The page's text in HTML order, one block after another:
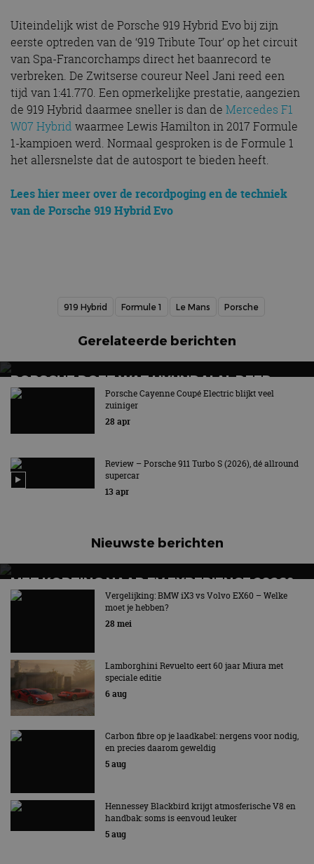
Uiteindelijk wist de Porsche 919 Hybrid Evo bij zijn
eerste optreden van de ‘919 Tribute Tour’ op het circuit
van Spa-Francorchamps direct het baanrecord te
verbreken. De Zwitserse coureur Neel Jani reed een
tijd van 1:41.770. Een opmerkelijke prestatie, aangezien
de 919 Hybrid daarmee sneller is dan de Mercedes F1
W07 Hybrid waarmee Lewis Hamilton in 2017 Formule
1-kampioen werd. Normaal gesproken is de Formule 1
het allersnelste dat de autosport te bieden heeft.
Lees hier meer over de recordpoging en de techniek
van de Porsche 919 Hybrid Evo
919 Hybrid Formule 1 Le Mans Porsche
Gerelateerde berichten
PORSCHE DOET WAT HYUNDAI AL DEED
Zelf schakelen met E-Shift!Porsche Cayenne Coupé Electric blijkt veel
zuiniger
28 apr
Review – Porsche 911 Turbo S (2026), dé allround
supercar
13 apr
Nieuwste berichten
MET KORTING NAAR EV EXPERIENCE 2026?
AUTORAI REGELT HET!
EV Experience 2026 van 24 tot 26 september
Vergelijking: BMW iX3 vs Volvo EX60 – Welke
moet je hebben?
28 mei
Lamborghini Revuelto eert 60 jaar Miura met
speciale editie
6 aug
Carbon fibre op je laadkabel: nergens voor nodig,
en precies daarom geweldig
5 aug
Hennessey Blackbird krijgt atmosferische V8 en
handbak: soms is eenvoud leuker
5 aug